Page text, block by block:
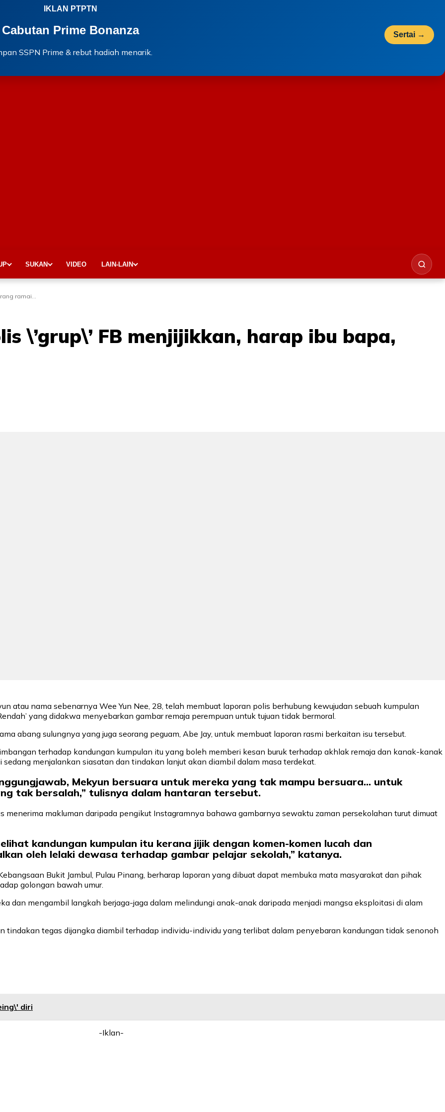
IKLAN PTPTN
Cabutan Prime Bonanza
SSPN Prime & rebut hadiah menarik.
Sertai →
SUKAN VIDEO LAIN-LAIN
ramai...
\’grup\’ FB menjijikkan, harap ibu bapa,
atau nama sebenarnya Wee Yun Nee, 28, telah membuat laporan polis berhubung kewujudan sebuah kumpulan
yang didakwa menyebarkan gambar remaja perempuan untuk tujuan tidak bermoral.
abang sulungnya yang juga seorang peguam, Abe Jay, untuk membuat laporan rasmi berkaitan isu tersebut.
terhadap kandungan kumpulan itu yang boleh memberi kesan buruk terhadap akhlak remaja dan kanak-kanak
menjalankan siasatan dan tindakan lanjut akan diambil dalam masa terdekat.
Mekyun bersuara untuk mereka yang tak mampu bersuara… untuk
tak bersalah,” tulisnya dalam hantaran tersebut.
menerima makluman daripada pengikut Instagramnya bahawa gambarnya sewaktu zaman persekolahan turut dimuat
kandungan kumpulan itu kerana jijik dengan komen-komen lucah dan
oleh lelaki dewasa terhadap gambar pelajar sekolah,” katanya.
Bukit Jambul, Pulau Pinang, berharap laporan yang dibuat dapat membuka mata masyarakat dan pihak
golongan bawah umur.
dan mengambil langkah berjaga-jaga dalam melindungi anak-anak daripada menjadi mangsa eksploitasi di alam
tindakan tegas dijangka diambil terhadap individu-individu yang terlibat dalam penyebaran kandungan tidak senonoh
diri
-Iklan-